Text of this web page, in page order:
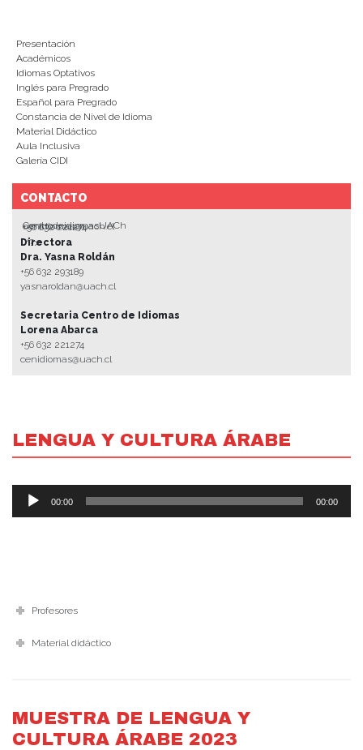
Presentación
Académicos
Idiomas Optativos
Inglés para Pregrado
Español para Pregrado
Constancia de Nivel de Idioma
Material Didáctico
Aula Inclusiva
Galería CIDI
CONTACTO
CentrodeidiomasUACh
cenidiomas@uach.cl
+56 632 221274
*/?>
Directora
Dra. Yasna Roldán
+56 632 293189
yasnaroldan@uach.cl
Secretaria Centro de Idiomas
Lorena Abarca
+56 632 221274
cenidiomas@uach.cl
LENGUA Y CULTURA ÁRABE
Reproductor
Audio
00:00 00:00
Profesores
Material didáctico
MUESTRA DE LENGUA Y
CULTURA ÁRABE 2023